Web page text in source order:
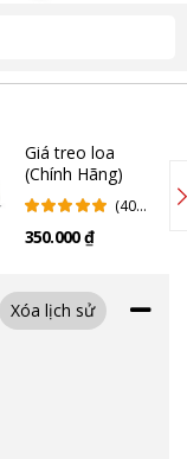
treo loa lên tường
loa Bose Omnijewel
tường, rất chắc chắn
Giá treo loa
(Chính Hãng)
(40
350.000 ₫
Xóa lịch sử